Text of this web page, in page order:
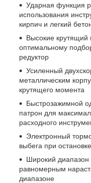
Ударная функция
использования
кирпич и легкий
Высокие крутящий
оптимальному
редуктор
Усиленный
металлическим
крутящего момента
Быстрозажимной
патрон для
расходного
Электронный
выбега при остановке
Широкий диапазон
равномерным
диапазоне